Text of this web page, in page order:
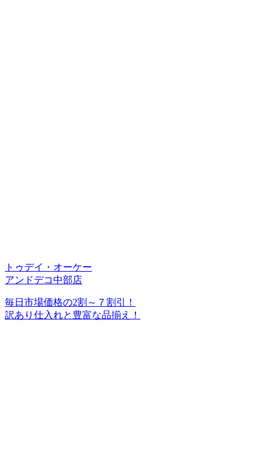
トゥデイ・オーケー
アンドデコ中部店
毎日市場価格の2割～７割引！
訳あり仕入れと豊富な品揃え！